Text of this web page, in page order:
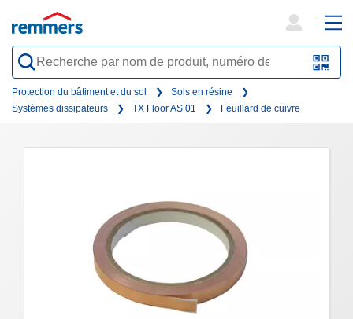
QR-
search
form
Protection du bâtiment et du sol
Sols en résine
Systèmes dissipateurs
TX Floor AS 01 Feuillard de cuivre